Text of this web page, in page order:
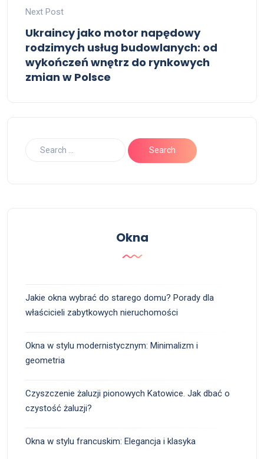
Next Post
Ukraincy jako motor napędowy
rodzimych usług budowlanych: od
wykończeń wnętrz do rynkowych
zmian w Polsce
Okna
Jakie okna wybrać do starego domu? Porady dla
właścicieli zabytkowych nieruchomości
Okna w stylu modernistycznym: Minimalizm i
geometria
Czyszczenie żaluzji pionowych Katowice. Jak dbać o
czystość żaluzji?
Okna w stylu francuskim: Elegancja i klasyka